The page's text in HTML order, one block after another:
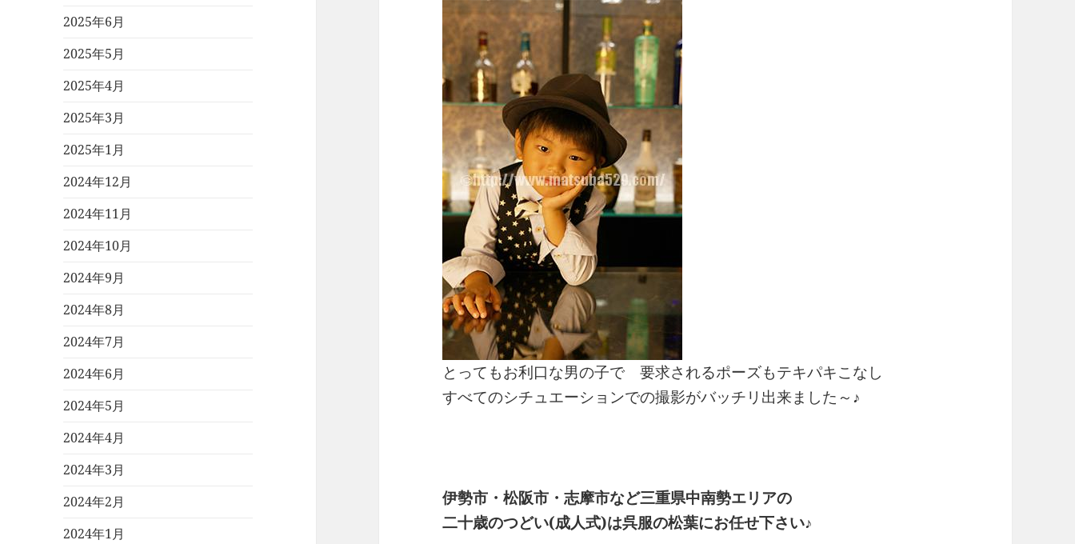
2025年6月
2025年5月
2025年4月
2025年3月
2025年1月
2024年12月
2024年11月
2024年10月
2024年9月
2024年8月
2024年7月
2024年6月
2024年5月
2024年4月
2024年3月
2024年2月
2024年1月
とってもお利口な男の子で 要求されるポーズもテキパキこなし
すべてのシチュエーションでの撮影がバッチリ出来ました～♪
伊勢市・松阪市・志摩市など三重県中南勢エリアの
二十歳のつどい(成人式)は呉服の松葉にお任せ下さい♪